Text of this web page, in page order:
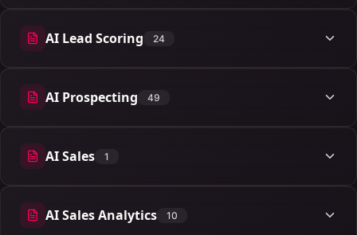
AI Lead Scoring 24
24 articles
AI Prospecting 49
49 articles
AI Sales 1
1 articles
AI Sales Analytics 10
10 articles